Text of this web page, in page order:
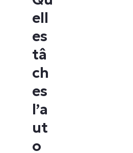
ell
es
tâ
ch
es
l’a
ut
o